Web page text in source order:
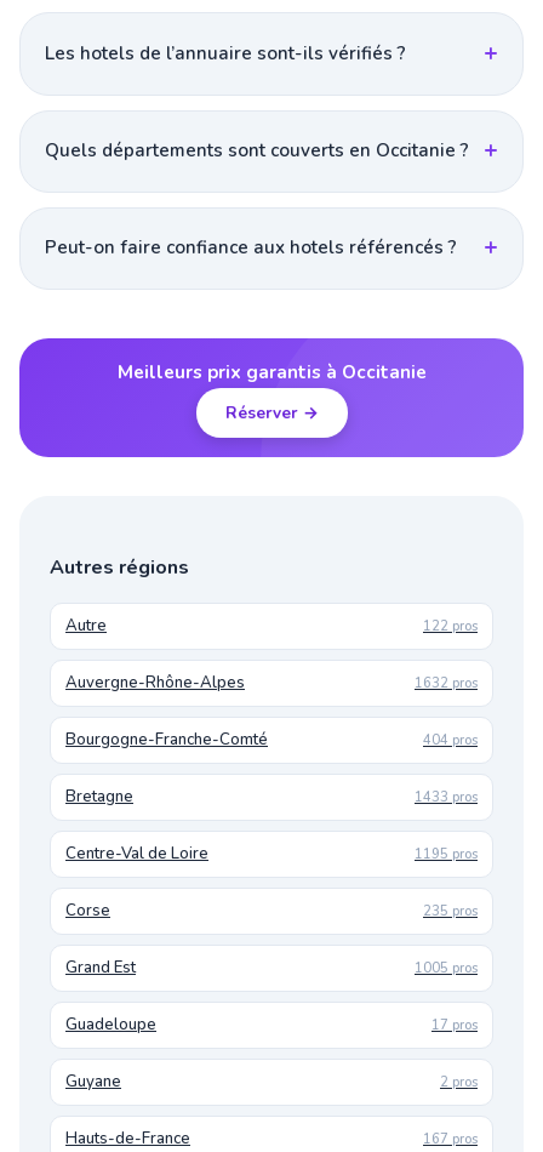
Les hotels de l’annuaire sont-ils vérifiés ?
Quels départements sont couverts en Occitanie ?
Peut-on faire confiance aux hotels référencés ?
Meilleurs prix garantis à Occitanie
Réserver →
Autres régions
Autre 122 pros
Auvergne-Rhône-Alpes 1632 pros
Bourgogne-Franche-Comté 404 pros
Bretagne 1433 pros
Centre-Val de Loire 1195 pros
Corse 235 pros
Grand Est 1005 pros
Guadeloupe 17 pros
Guyane 2 pros
Hauts-de-France 167 pros